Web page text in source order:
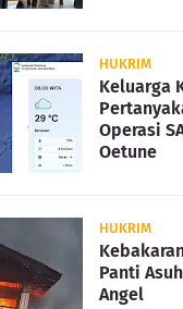
HUKRIM
Keluarga
Operasi
Oetune
HUKRIM
Panti
Angel